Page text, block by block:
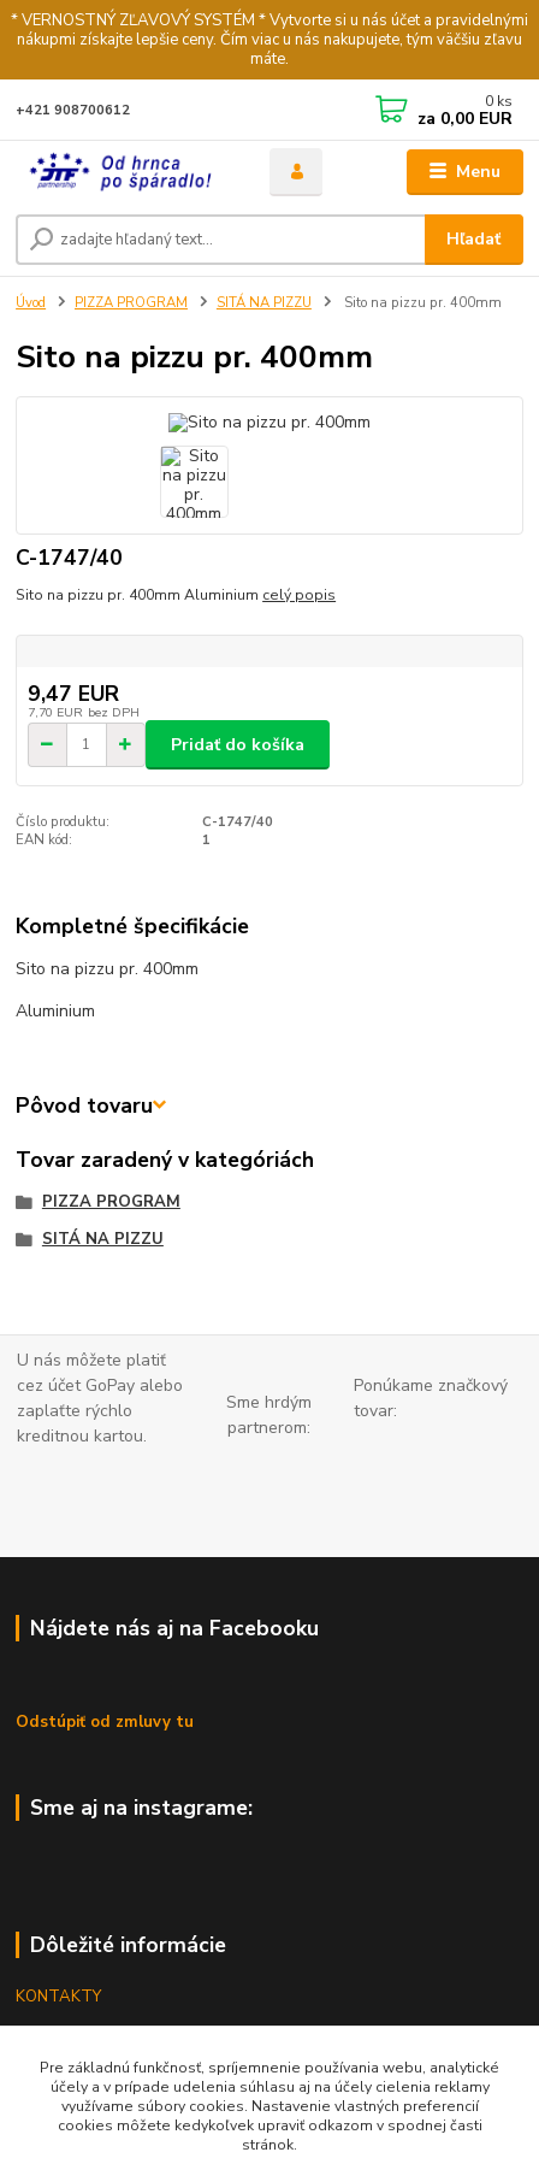
* VERNOSTNÝ ZĽAVOVÝ SYSTÉM * Vytvorte si u nás účet a pravidelnými
nákupmi získajte lepšie ceny. Čím viac u nás nakupujete, tým väčšiu zľavu
máte.
Menu
Hľadať
+421 908700612 0 ks
za 0,00 EUR
Úvod PIZZA PROGRAM SITÁ NA PIZZU Sito na pizzu pr. 400mm
Sito na pizzu pr. 400mm
C-1747/40
Sito na pizzu pr. 400mm Aluminium celý popis
9,47 EUR
7,70 EUR bez DPH
Pridať do košíka
Číslo produktu:
C-1747/40
EAN kód:
1
Kompletné špecifikácie
Sito na pizzu pr. 400mm
Aluminium
Pôvod tovaru
Tovar zaradený v kategóriách
PIZZA PROGRAM
SITÁ NA PIZZU
U nás môžete platiť
cez účet GoPay alebo
zaplaťte rýchlo
kreditnou kartou.
Sme hrdým
partnerom:
Ponúkame značkový
tovar:
Nájdete nás aj na Facebooku
Odstúpiť od zmluvy tu
Sme aj na instagrame:
Dôležité informácie
KONTAKTY
REKLAMÁCIE
KATALÓGY
Pre základnú funkčnosť, spríjemnenie používania webu, analytické
účely a v prípade udelenia súhlasu aj na účely cielenia reklamy
využívame súbory cookies. Nastavenie vlastných preferencií
cookies môžete kedykoľvek upraviť odkazom v spodnej časti
stránok.